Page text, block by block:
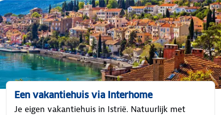
Een vakantiehuis via Interhome
Je eigen vakantiehuis in Istrië. Natuurlijk met